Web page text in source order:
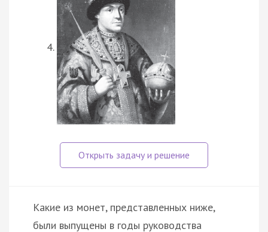
Какие из монет, представленных ниже,
были выпущены в годы руководства